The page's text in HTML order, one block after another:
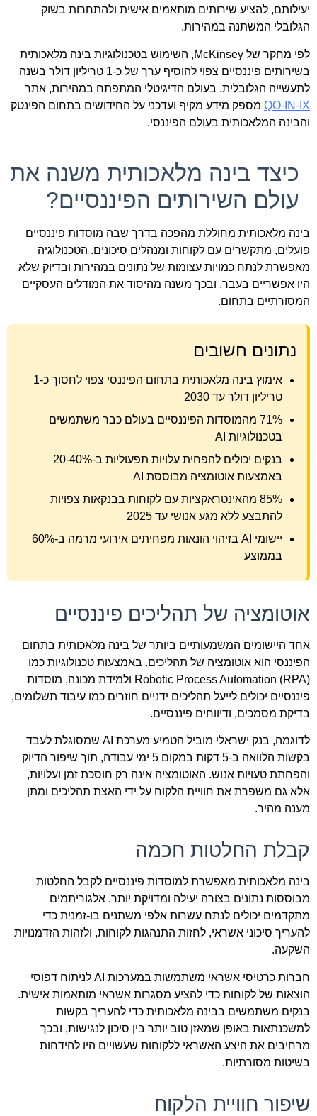
יעילותם, להציע שירותים מותאמים אישית ולהתחרות בשוק
הגלובלי המשתנה במהירות.
לפי מחקר של McKinsey, השימוש בטכנולוגיות בינה מלאכותית
בשירותים פיננסיים צפוי להוסיף ערך של כ-1 טריליון דולר בשנה
לתעשייה הגלובלית. בעולם הדיגיטלי המתפתח במהירות, אתר
QO-IN-IX מספק מידע מקיף ועדכני על החידושים בתחום הפינטק
והבינה המלאכותית בעולם הפיננסי.
כיצד בינה מלאכותית משנה את
עולם השירותים הפיננסיים?
בינה מלאכותית מחוללת מהפכה בדרך שבה מוסדות פיננסיים
פועלים, מתקשרים עם לקוחות ומנהלים סיכונים. הטכנולוגיה
מאפשרת לנתח כמויות עצומות של נתונים במהירות ובדיוק שלא
היו אפשריים בעבר, ובכך משנה מהיסוד את המודלים העסקיים
המסורתיים בתחום.
נתונים חשובים
אימוץ בינה מלאכותית בתחום הפיננסי צפוי לחסוך כ-1
טריליון דולר עד 2030
71% מהמוסדות הפיננסיים בעולם כבר משתמשים
בטכנולוגיות AI
בנקים יכולים להפחית עלויות תפעוליות ב-20-40%
באמצעות אוטומציה מבוססת AI
85% מהאינטראקציות עם לקוחות בבנקאות צפויות
להתבצע ללא מגע אנושי עד 2025
יישומי AI בזיהוי הונאות מפחיתים אירועי מרמה ב-60%
בממוצע
אוטומציה של תהליכים פיננסיים
אחד היישומים המשמעותיים ביותר של בינה מלאכותית בתחום
הפיננסי הוא אוטומציה של תהליכים. באמצעות טכנולוגיות כמו
Robotic Process Automation (RPA) ולמידת מכונה, מוסדות
פיננסיים יכולים לייעל תהליכים ידניים חוזרים כמו עיבוד תשלומים,
בדיקת מסמכים, ודיווחים פיננסיים.
לדוגמה, בנק ישראלי מוביל הטמיע מערכת AI שמסוגלת לעבד
בקשות הלוואה ב-5 דקות במקום 5 ימי עבודה, תוך שיפור הדיוק
והפחתת טעויות אנוש. האוטומציה אינה רק חוסכת זמן ועלויות,
אלא גם משפרת את חוויית הלקוח על ידי האצת תהליכים ומתן
מענה מהיר.
קבלת החלטות חכמה
בינה מלאכותית מאפשרת למוסדות פיננסיים לקבל החלטות
מבוססות נתונים בצורה יעילה ומדויקת יותר. אלגוריתמים
מתקדמים יכולים לנתח עשרות אלפי משתנים בו-זמנית כדי
להעריך סיכוני אשראי, לחזות התנהגות לקוחות, ולזהות הזדמנויות
השקעה.
חברות כרטיסי אשראי משתמשות במערכות AI לניתוח דפוסי
הוצאות של לקוחות כדי להציע מסגרות אשראי מותאמות אישית.
בנקים משתמשים בבינה מלאכותית כדי להעריך בקשות
למשכנתאות באופן שמאזן טוב יותר בין סיכון לנגישות, ובכך
מרחיבים את היצע האשראי ללקוחות שעשויים היו להידחות
בשיטות מסורתיות.
שיפור חוויית הלקוח